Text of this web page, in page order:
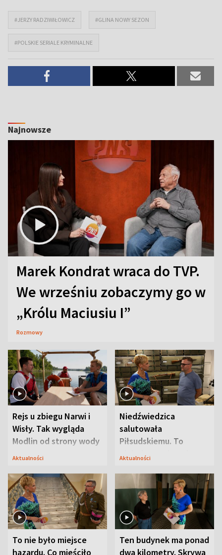
#JERZY RADZIWIŁOWICZ #GLINA NOWY SEZON
#POLSKIE SERIALE KRYMINALNE
Najnowsze
Marek Kondrat wraca do TVP.
We wrześniu zobaczymy go w
„Królu Maciusiu I”
Rozmowy
Rejs u zbiegu Narwi i
Wisły. Tak wygląda
Modlin od strony wody
Aktualności
Niedźwiedzica
salutowała
Piłsudskiemu. To
niejedyna tajemnica
Aktualności
To nie było miejsce
hazardu. Co mieściło
Ten budynek ma ponad
dwa kilometry. Skrywa